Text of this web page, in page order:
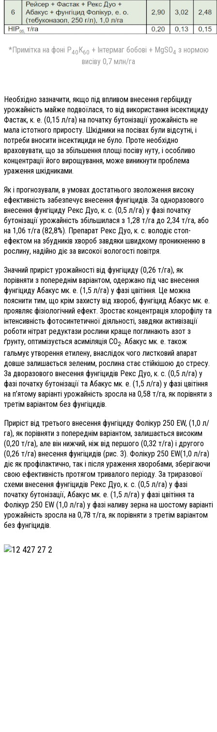
*Примітка на фоні Р40К60 + Інтермаг бобові + MgSO4 з нормою
висіву 0,7 млн/га
Необхідно зазначити, якщо під впливом внесення гербіциду
урожайність майже подвоїлася, то від використання інсектициду
Фастак, к. е. (0,15 л/га) на початку бутонізації урожайність не
мала істотного приросту. Шкідники на посівах були відсутні, і
потреби вносити інсектициди не було. Проте необхідно
враховувати, що за збільшення площі посіву нуту, і особливо
концентрації його вирощування, може виникнути проблема
ураження шкідниками.
Як і прогнозували, в умовах достатнього зволоження високу
ефективність забезпечує внесення фунгіцидів. За одноразового
внесення фунгіциду Рекс Дуо, к. с. (0,5 л/га) у фазі початку
бутонізації урожайність збільшилася з 1,28 т/га до 2,34 т/га, або
на 1,06 т/га (82,8%). Препарат Рекс Дуо, к. с. володіє стоп-
ефектом на збудників хвороб завдяки швидкому проникненню в
рослину, надійно діє за високої вологості повітря.
Значний приріст урожайності від фунгіциду (0,26 т/га), як
порівняти з попереднім варіантом, одержано під час внесення
фунгіциду Абакус мк. е. (1,5 л/га) у фазі цвітіння. Це можна
пояснити тим, що крім захисту від хвороб, фунгіцид Абакус мк. е.
проявляє фізіологічний ефект. Зростає концентрація хлорофілу та
інтенсивність фотосинтетичної діяльності, завдяки активізації
роботи нітрат редуктази рослини краще поглинають азот з
ґрунту, оптимізується асиміляція СО2. Абакус мк. е. також
гальмує утворення етилену, внаслідок чого листковий апарат
довше залишається зеленим, рослина стає стійкішою до стресу.
За дворазового внесення фунгіцидів Рекс Дуо, к. с. (0,5 л/га) у
фазі початку бутонізації та Абакус мк. е. (1,5 л/га) у фазі цвітіння
на п’ятому варіанті урожайність зросла на 0,58 т/га, як порівняти з
третім варіантом без фунгіцидів.
Приріст від третього внесення фунгіциду Фолікур 250 EW, (1,0 л/
га), як порівняти з попереднім варіантом, залишається високим
(0,20 т/га), але він нижчий, ніж від першого (0,32 т/га) і другого
(0,26 т/га) внесення фунгіцидів (рис. 3). Фолікур 250 EW(1,0 л/га)
діє як профілактично, так і після ураження хворобами, зберігаючи
свою ефективність протягом тривалого періоду. За триразової
схеми внесення фунгіцидів Рекс Дуо, к. с. (0,5 л/га) у фазі
початку бутонізації, Абакус мк. е. (1,5 л/га) у фазі цвітіння та
Фолікур 250 EW (1,0 л/га) у фазі наливу зерна на шостому варіанті
урожайність зросла на 0,78 т/га, як порівняти з третім варіантом
без фунгіцидів.